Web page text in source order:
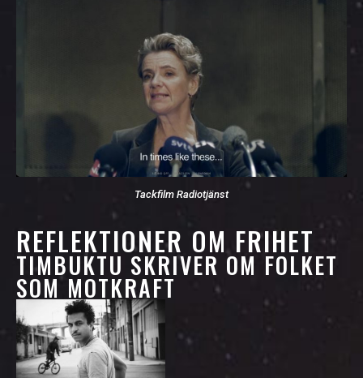
Tackfilm Radiotjänst
REFLEKTIONER OM FRIHET
TIMBUKTU SKRIVER OM FOLKET
SOM MOTKRAFT